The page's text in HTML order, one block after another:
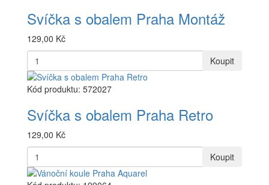
Svíčka s obalem Praha Montáž
129,00 Kč
Koupit
Kód produktu: 572027
Svíčka s obalem Praha Retro
129,00 Kč
Koupit